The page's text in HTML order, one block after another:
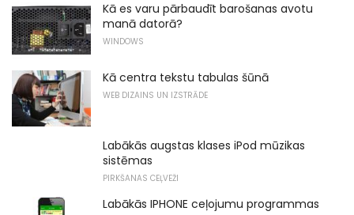
Kā es varu pārbaudīt barošanas avotu
manā datorā?
WINDOWS
Kā centra tekstu tabulas šūnā
WEB DIZAINS UN IZSTRĀDE
Labākās augstas klases iPod mūzikas
sistēmas
PIRKŠANAS CEĻVEŽI
Labākās IPHONE ceļojumu programmas